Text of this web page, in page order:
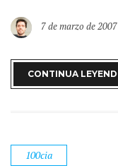
7 de marzo de 2007
CONTINUA
100cia